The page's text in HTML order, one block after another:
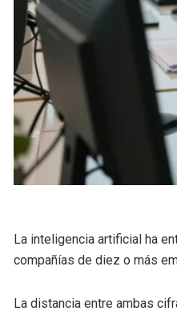
La inteligencia artificial ha
compañías de diez o más
La distancia entre ambas